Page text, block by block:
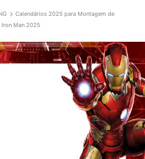
Calendários 2025 para Montagem de
Iron Man 2025